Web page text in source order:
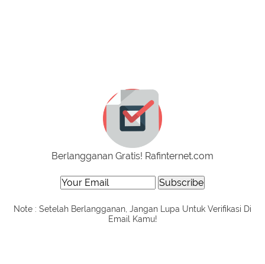
Berlangganan Gratis! Rafinternet.com
Note : Setelah Berlangganan, Jangan Lupa Untuk Verifikasi Di
Email Kamu!